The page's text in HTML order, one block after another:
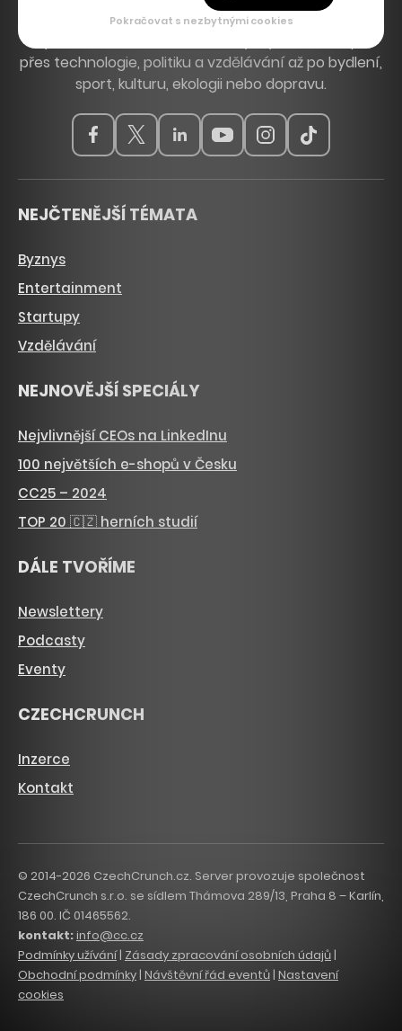
Hlavní zdroj inspirace. Věnujeme se tématům, která
přes technologie, politiku a vzdělávání až po bydlení,
sport, kulturu, ekologii nebo dopravu.
NEJČTENĚJŠÍ TÉMATA
Byznys
Entertainment
Startupy
Vzdělávání
NEJNOVĚJŠÍ SPECIÁLY
Nejvlivnější CEOs na LinkedInu
100 největších e-shopů v Česku
CC25 – 2024
TOP 20 🇨🇿 herních studií
DÁLE TVOŘÍME
Newslettery
Podcasty
Eventy
CZECHCRUNCH
Inzerce
Kontakt
© 2014-2026 CzechCrunch.cz. Server provozuje společnost
CzechCrunch s.r.o. se sídlem Thámova 289/13, Praha 8 – Karlín,
186 00. IČ 01465562.
kontakt:info@cc.cz
Podmínky užívání| Zásady zpracování osobních údajů|
Obchodní podmínky| Návštěvní řád eventů | Nastavení
cookies
Pokračovat s nezbytnými cookies